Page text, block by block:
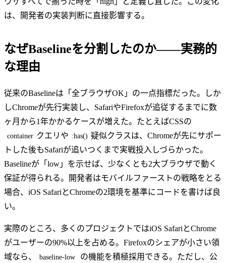
は、開発者の実装判断に直接影響する。
なぜBaselineを分割したのか——実務的
な理由
従来のBaselineは「全ブラウザOK」の一点指標だった。しか
しChromeが先行実装し、SafariやFirefoxが追従するまでに数
ヶ月から1年かかるケースが増えた。たとえばCSSの
container クエリや :has() 疑似クラスは、Chromeが先にサポー
トした後もSafariが追いつくまで実戦投入しづらかった。
Baselineが「low」を示せば、少なくとも2大ブラウザで動く
保証が得られる。開発者はモバイルファーストの戦略をとる
場合、iOS SafariとChromeの2環境を基準にコードを書けば良
い。
実際のところ、多くのプロジェクトではiOS SafariとChrome
がユーザーの90%以上を占める。Firefoxのシェアが小さい領
域なら、
baseline-low
の機能を積極採用できる。ただし、公